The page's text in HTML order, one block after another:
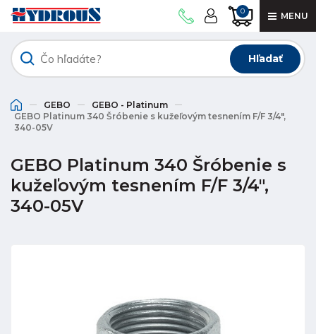
0 MENU
Hľadať
GEBO
GEBO - Platinum
GEBO Platinum 340 Šróbenie s kužeľovým tesnením F/F 3/4",
340-05V
GEBO Platinum 340 Šróbenie s
kužeľovým tesnením F/F 3/4",
340-05V